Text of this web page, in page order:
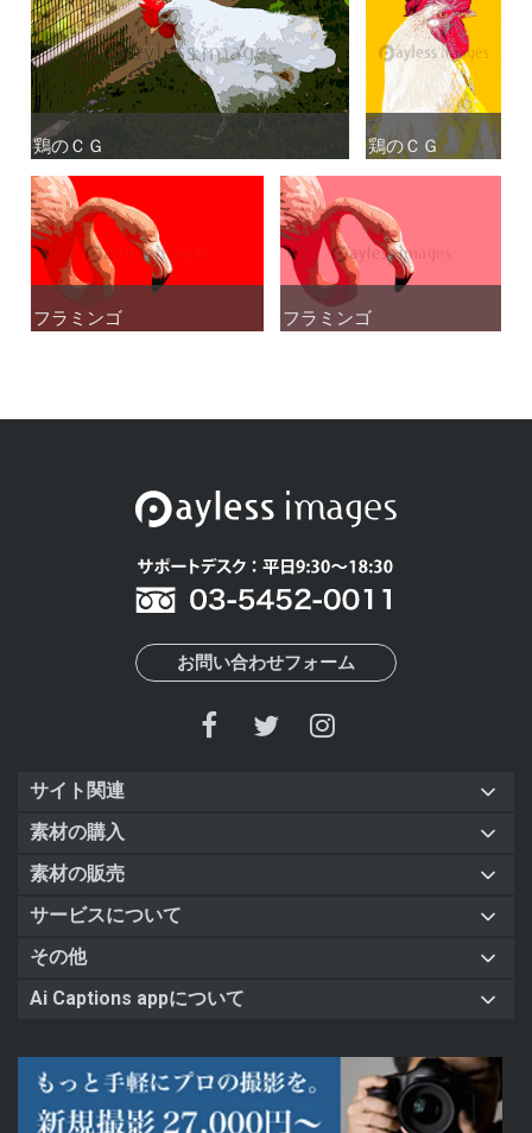
鶏のＣＧ
鶏のＣＧ 鶏のＣＧ
鶏のＣＧ
フラミンゴ
フラミンゴ フラミンゴ
フラミンゴ
お問い合わせフォーム
サイト関連
素材の購入
素材の販売
サービスについて
その他
Ai Captions appについて